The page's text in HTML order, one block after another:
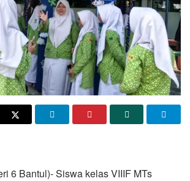
6 Bantul)- Siswa kelas VIIIF MTs